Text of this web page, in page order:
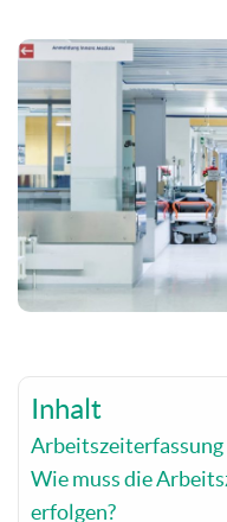
Inhalt
Arbeitszeiterfassung
Wie muss die
erfolgen?